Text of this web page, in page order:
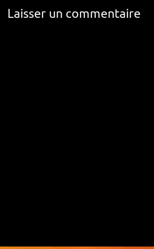
Laisser un commentaire